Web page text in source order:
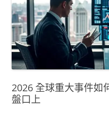
2026 全球重大事件
盤口上